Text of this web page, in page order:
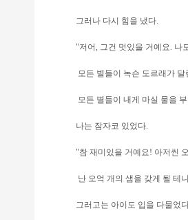
그러나 다시 힘을 냈다.
"저어, 그건 멋있을 거예요. 나
모든 별들이 녹슨 도르래가
모든 별들이 내게 마실 물을
나는 잠자코 있었다.
"참 재미있을 거예요! 아저씬
난 오억 개의 샘을 갖게 될 테
그러고는 아이도 입을 다물었